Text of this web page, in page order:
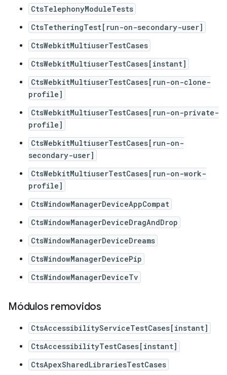
CtsTelephonyModuleTests
CtsTetheringTest[run-on-secondary-user]
CtsWebkitMultiuserTestCases
CtsWebkitMultiuserTestCases[instant]
CtsWebkitMultiuserTestCases[run-on-clone-
profile]
CtsWebkitMultiuserTestCases[run-on-private-
profile]
CtsWebkitMultiuserTestCases[run-on-
secondary-user]
CtsWebkitMultiuserTestCases[run-on-work-
profile]
CtsWindowManagerDeviceAppCompat
CtsWindowManagerDeviceDragAndDrop
CtsWindowManagerDeviceDreams
CtsWindowManagerDevicePip
CtsWindowManagerDeviceTv
Módulos removidos
CtsAccessibilityServiceTestCases[instant]
CtsAccessibilityTestCases[instant]
CtsApexSharedLibrariesTestCases